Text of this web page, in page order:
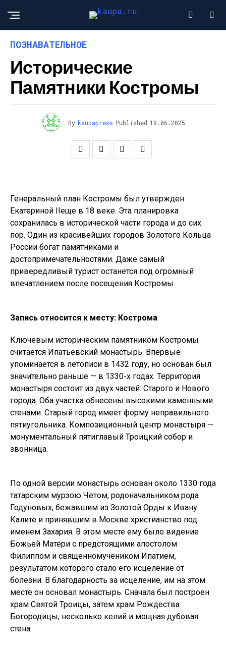
ПОЗНАВАТЕЛЬНОЕ
Исторические
Памятники Костромы
By kaupapress Published 19.06.2025
Генеральный план Костромы был утвержден
Екатериной IIеще в 18 веке. Эта планировка
сохранилась в исторической части города и до сих
пор. Один из красивейших городов Золотого Кольца
России богат памятниками и
достопримечательностями. Даже самый
привередливый турист останется под огромный
впечатлением после посещения Костромы.
Запись относится к месту: Кострома
Ключевым историческим памятником Костромы
считается Ипатьевский монастырь. Впервые
упоминается в летописи в 1432 году, но основан был
значительно раньше — в 1330-х годах. Территория
монастыря состоит из двух частей: Старого и Нового
города. Оба участка обнесены высокими каменными
стенами. Старый город имеет форму неправильного
пятиугольника. Композиционный центр монастыря —
монументальный пятиглавый Троицкий собор и
звонница.
По одной версии монастырь основан около 1330 года
татарским мурзою Чётом, родоначальником рода
Годуновых, бежавшим из Золотой Орды к Ивану
Калите и принявшим в Москве христианство под
именем Захария. В этом месте ему было видение
Божьей Матери с предстоящими апостолом
Филиппом и священномучеником Ипатием,
результатом которого стало его исцеление от
болезни. В благодарность за исцеление, им на этом
месте он основал монастырь. Сначала был построен
храм Святой Троицы, затем храм Рождества
Богородицы, несколько келий и мощная дубовая
стена.